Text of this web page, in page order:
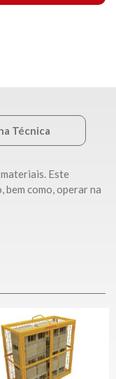
Técnica
Este
bem como, operar na